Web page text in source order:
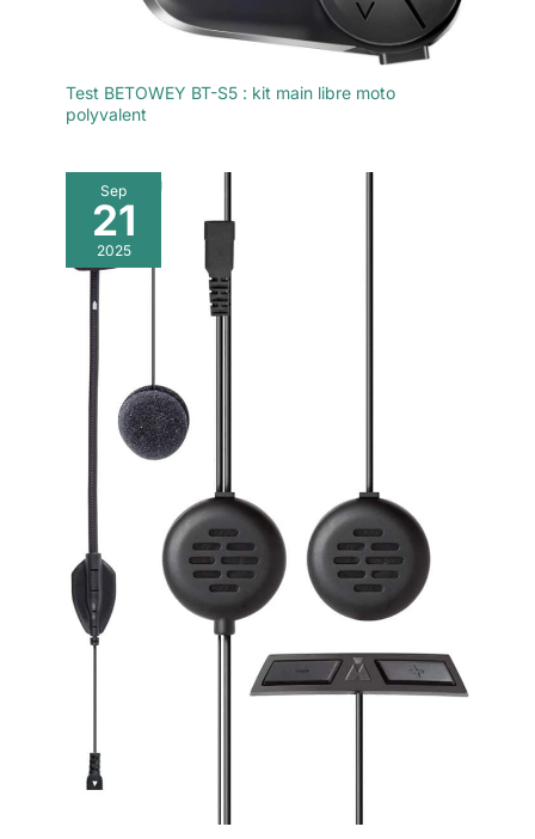
Test BETOWEY BT-S5 : kit main libre moto
polyvalent
Sep
21
2025